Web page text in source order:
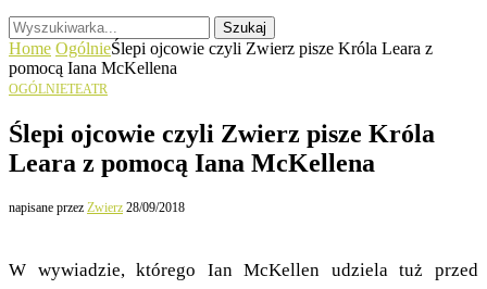
Szukaj
Home OgólnieŚlepi ojcowie czyli Zwierz pisze Króla Leara z
pomocą Iana McKellena
OGÓLNIETEATR
Ślepi ojcowie czyli Zwierz pisze Króla
Leara z pomocą Iana McKellena
napisane przez Zwierz 28/09/2018
W wywiadzie, którego Ian McKellen udziela tuż przed